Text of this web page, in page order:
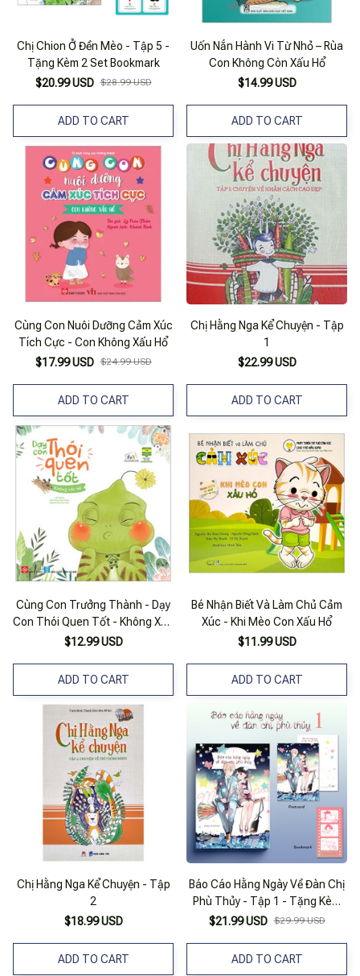
Chị Chion Ở Đền Mèo - Tập 5 -
Tặng Kèm 2 Set Bookmark
$20.99 USD $28.99 USD
ADD TO CART
Uốn Nắn Hành Vi Từ Nhỏ – Rùa
Con Không Còn Xấu Hổ
$14.99 USD
ADD TO CART
Cùng Con Nuôi Dưỡng Cảm Xúc
Tích Cực - Con Không Xấu Hổ
$17.99 USD $24.99 USD
ADD TO CART
Chị Hằng Nga Kể Chuyện - Tập
1
$22.99 USD
ADD TO CART
Cùng Con Trưởng Thành - Dạy
Con Thói Quen Tốt - Không Xấu
Hổ
$12.99 USD
ADD TO CART
Bé Nhận Biết Và Làm Chủ Cảm
Xúc - Khi Mèo Con Xấu Hổ
$11.99 USD
ADD TO CART
Chị Hằng Nga Kể Chuyện - Tập
2
$18.99 USD
ADD TO CART
Báo Cáo Hằng Ngày Về Đàn Chị
Phù Thủy - Tập 1 - Tặng Kèm
Bookmark Bồi Cứng + Postcard
$21.99 USD $29.99 USD
ADD TO CART